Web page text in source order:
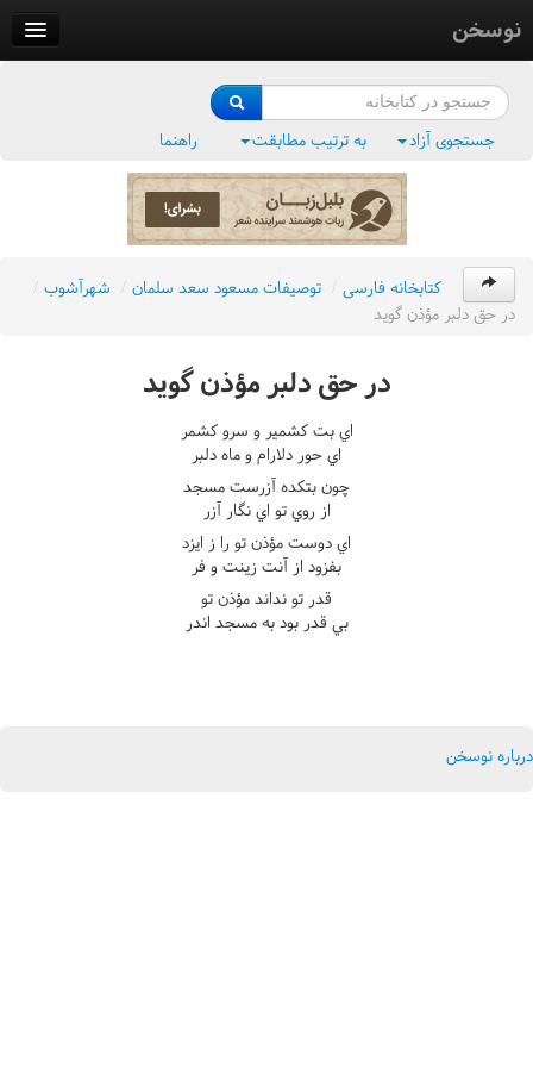
نوسخن
فرهنگ واژگان
جستجوی آزاد به ترتیب مطابقت راهنما
کتابخانه فارسی / توصيفات مسعود سعد سلمان / شهرآشوب /
در حق دلبر مؤذن گويد
در حق دلبر مؤذن گويد
اي بت کشمير و سرو کشمر
اي حور دلارام و ماه دلبر
چون بتکده آزرست مسجد
از روي تو اي نگار آزر
اي دوست مؤذن تو را ز ايزد
بفزود از آنت زينت و فر
قدر تو نداند مؤذن تو
بي قدر بود به مسجد اندر
درباره نوسخن